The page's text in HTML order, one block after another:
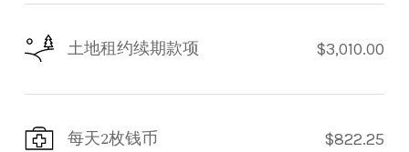
土地租约续期款项 $3,010.00
每天2枚钱币 $822.25